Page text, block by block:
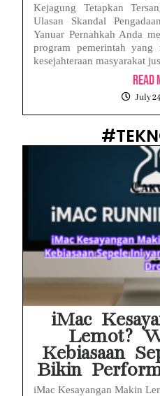
Kejagung Tetapkan
Ulasan Skandal
Yanuar Pernahkah Anda
program pemerintah
kesejahteraan masyarakat
Read
July
iMac
Lemot?
Kebiasaan
Bikin
iMac Kesayangan Makin